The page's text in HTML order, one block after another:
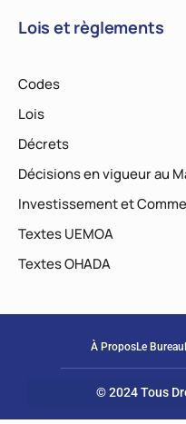
Lois et règlements
Codes
Lois
Décrets
Décisions en vigueur au
Investissement et
Textes UEMOA
Textes OHADA
À ProposLe Bureau
© 2024 Tous